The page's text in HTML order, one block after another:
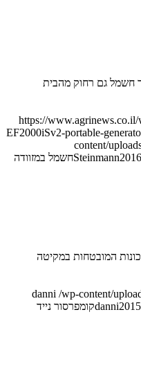
חשמל גם רחוק מהבית
https://www.agrinews.co.il/
EF2000iSv2-portable-
content/
Steinmannחשמל במזוודה
המובטחות במקיטה
danni /wp-content/
danniקומפרסור נייד